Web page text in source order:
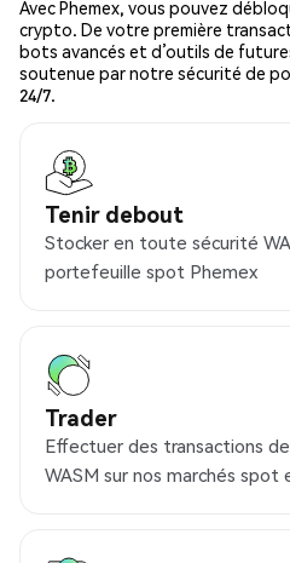
Avec Phemex, vous pouvez
crypto. De votre première
bots avancés et d’outils de
soutenue par notre sécurité de
24/7.
Tenir debout
Stocker en toute sécurité
portefeuille spot Phemex
Trader
Effectuer des transactions
WASM sur nos marchés